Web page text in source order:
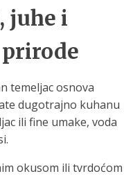
juhe i
temeljac osnova
dugotrajno kuhanu
ili fine umake, voda
okusom ili tvrdoćom